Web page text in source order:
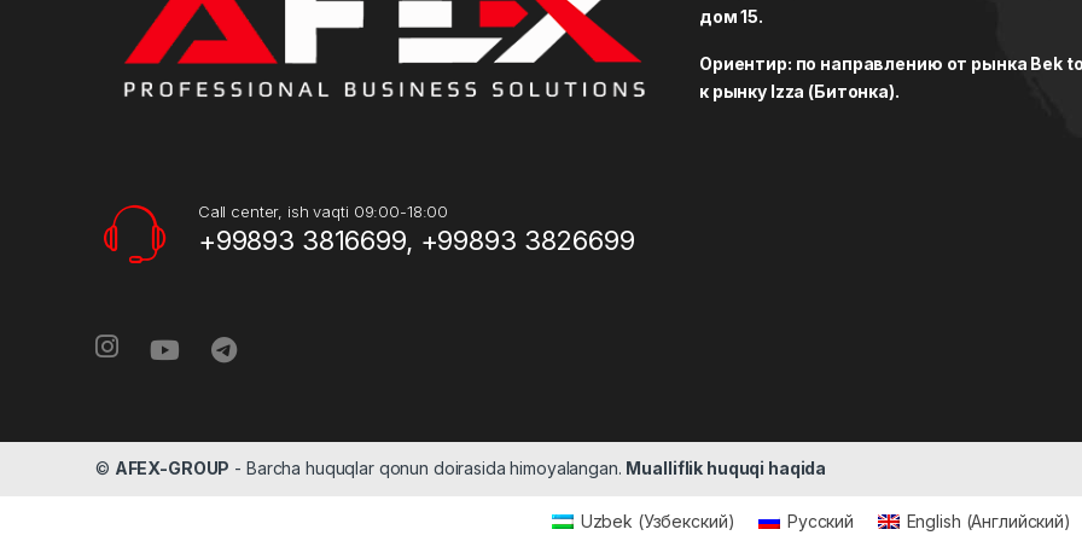
Call center, ish vaqti 09:00-18:00
+99893 3816699, +99893 3826699
дом 15.
Ориентир: по направлению от рынка Bek
к рынку Izza (Битонка).
© AFEX-GROUP - Barcha huquqlar qonun doirasida himoyalangan. Mualliflik huquqi haqida
Uzbek (Узбекский) Русский English (Английский)